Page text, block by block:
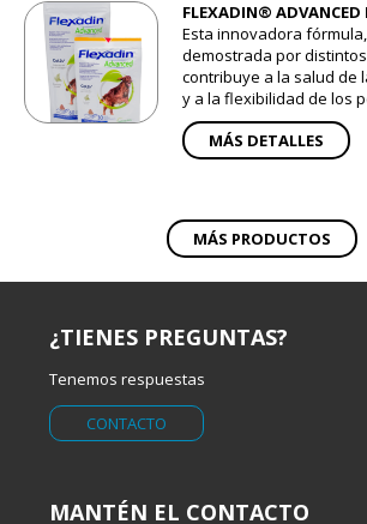
FLEXADIN® ADVANCED
Esta innovadora
demostrada por
contribuye a la salud de
y a la flexibilidad de los
MÁS DETALLES
MÁS PRODUCTOS
¿TIENES PREGUNTAS?
Tenemos respuestas
CONTACTO
MANTÉN EL CONTACTO